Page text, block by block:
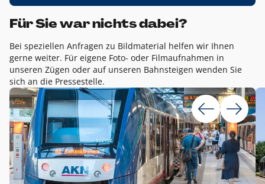
Für Sie war nichts dabei?
Bei speziellen Anfragen zu Bildmaterial helfen wir Ihnen
gerne weiter. Für eigene Foto- oder Filmaufnahmen in
unseren Zügen oder auf unseren Bahnsteigen wenden Sie
sich an die Pressestelle.